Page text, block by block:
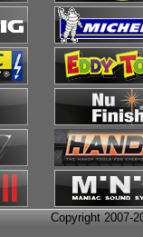
Copyright 2007-